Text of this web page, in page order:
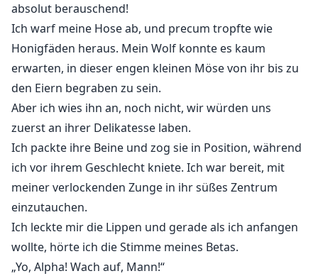
absolut berauschend!
Ich warf meine Hose ab, und precum tropfte wie
Honigfäden heraus. Mein Wolf konnte es kaum
erwarten, in dieser engen kleinen Möse von ihr bis zu
den Eiern begraben zu sein.
Aber ich wies ihn an, noch nicht, wir würden uns
zuerst an ihrer Delikatesse laben.
Ich packte ihre Beine und zog sie in Position, während
ich vor ihrem Geschlecht kniete. Ich war bereit, mit
meiner verlockenden Zunge in ihr süßes Zentrum
einzutauchen.
Ich leckte mir die Lippen und gerade als ich anfangen
wollte, hörte ich die Stimme meines Betas.
„Yo, Alpha! Wach auf, Mann!“